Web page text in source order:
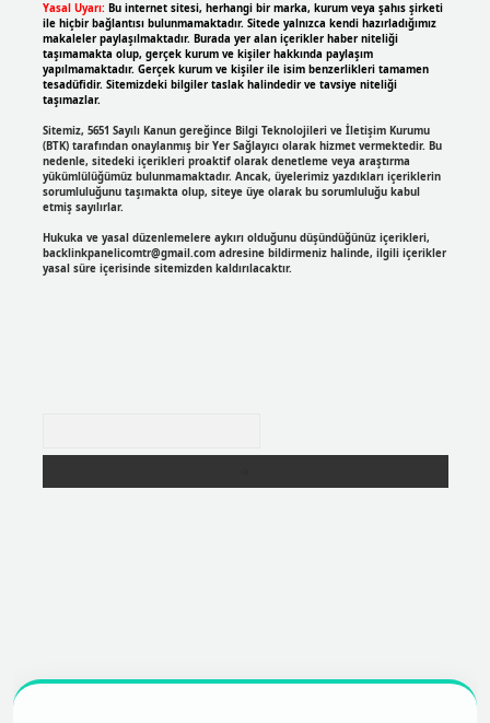
Yasal Uyarı: Bu internet sitesi, herhangi bir marka, kurum veya şahıs şirketi
ile hiçbir bağlantısı bulunmamaktadır. Sitede yalnızca kendi hazırladığımız
makaleler paylaşılmaktadır. Burada yer alan içerikler haber niteliği
taşımamakta olup, gerçek kurum ve kişiler hakkında paylaşım
yapılmamaktadır. Gerçek kurum ve kişiler ile isim benzerlikleri tamamen
tesadüfidir. Sitemizdeki bilgiler taslak halindedir ve tavsiye niteliği
taşımazlar.
Sitemiz, 5651 Sayılı Kanun gereğince Bilgi Teknolojileri ve İletişim Kurumu
(BTK) tarafından onaylanmış bir Yer Sağlayıcı olarak hizmet vermektedir. Bu
nedenle, sitedeki içerikleri proaktif olarak denetleme veya araştırma
yükümlülüğümüz bulunmamaktadır. Ancak, üyelerimiz yazdıkları içeriklerin
sorumluluğunu taşımakta olup, siteye üye olarak bu sorumluluğu kabul
etmiş sayılırlar.
Hukuka ve yasal düzenlemelere aykırı olduğunu düşündüğünüz içerikleri,
backlinkpanelicomtr@gmail.comadresine bildirmeniz halinde, ilgili içerikler
yasal süre içerisinde sitemizden kaldırılacaktır.